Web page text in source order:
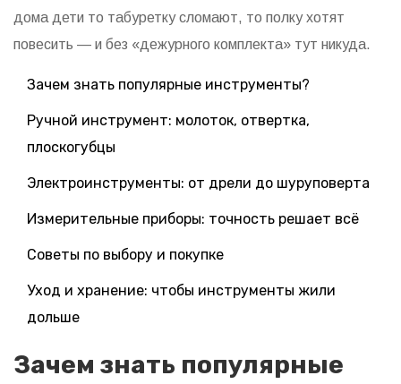
дома дети то табуретку сломают, то полку хотят
повесить — и без «дежурного комплекта» тут никуда.
Зачем знать популярные инструменты?
Ручной инструмент: молоток, отвертка,
плоскогубцы
Электроинструменты: от дрели до шуруповерта
Измерительные приборы: точность решает всё
Советы по выбору и покупке
Уход и хранение: чтобы инструменты жили
дольше
Зачем знать популярные